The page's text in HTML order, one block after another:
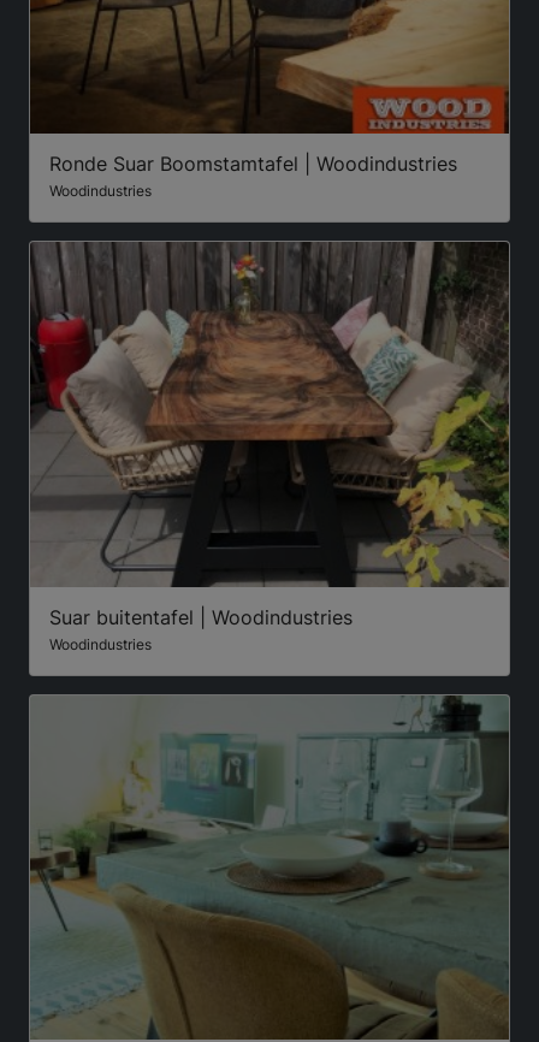
Ronde Suar Boomstamtafel | Woodindustries
Woodindustries
Suar buitentafel | Woodindustries
Woodindustries